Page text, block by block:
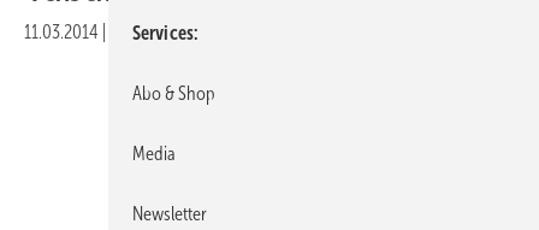
11.03.2014 Druckvorschau
Services
Abo & Shop
Media
Newsletter